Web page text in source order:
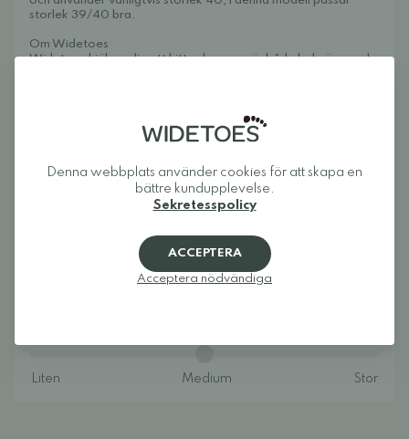
storlek 39/40 bra.
Om Widetoes
Widetoes hjälper dig att hitta skor som är både bekväma och
ställe och göra det enkelt att hitta modeller som ger tårna den
plats de behöver och låter foten röra sig naturligt.
Denna webbplats använder cookies för att skapa en
bättre kundupplevelse.
Sekretesspolicy
ACCEPTERA
Acceptera nödvändiga